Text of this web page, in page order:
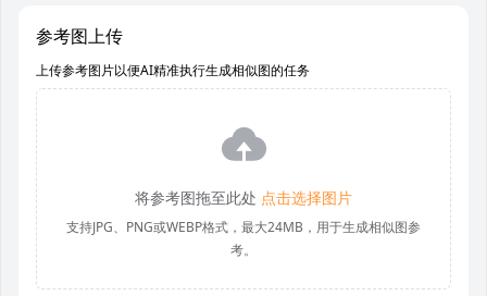
参考图上传
上传参考图片以便AI精准执行生成相似图的任务
将参考图拖至此处 点击选择图片
支持JPG、PNG或WEBP格式，最大24MB，用于生成相似图参
考。